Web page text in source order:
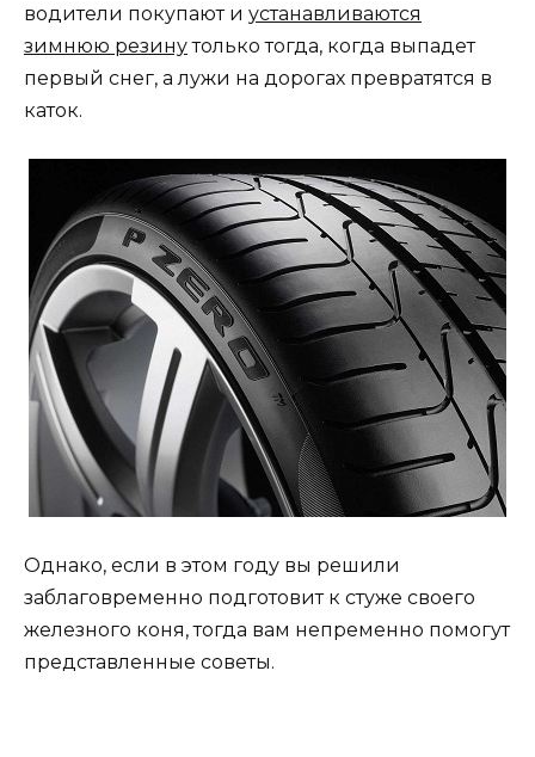
водители покупают и устанавливаются
зимнюю резинутолько тогда, когда выпадет
первый снег, а лужи на дорогах превратятся в
каток.
Однако, если в этом году вы решили
заблаговременно подготовит к стуже своего
железного коня, тогда вам непременно помогут
представленные советы.